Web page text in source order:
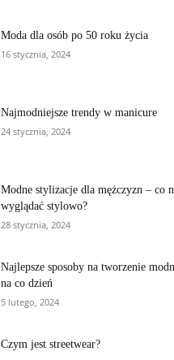
Moda dla osób po 50 roku życia
16 stycznia, 2024
Najmodniejsze trendy w manicure
24 stycznia, 2024
Modne stylizacje dla mężczyzn – co
wyglądać stylowo?
28 stycznia, 2024
Najlepsze sposoby na tworzenie
na co dzień
5 lutego, 2024
Czym jest streetwear?